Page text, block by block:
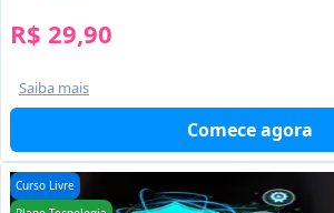
R$ 29,90
Saiba mais
Comece agora
Curso Livre